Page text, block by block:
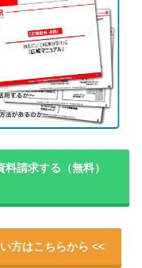
請求する（無料）
方はこちらから <<